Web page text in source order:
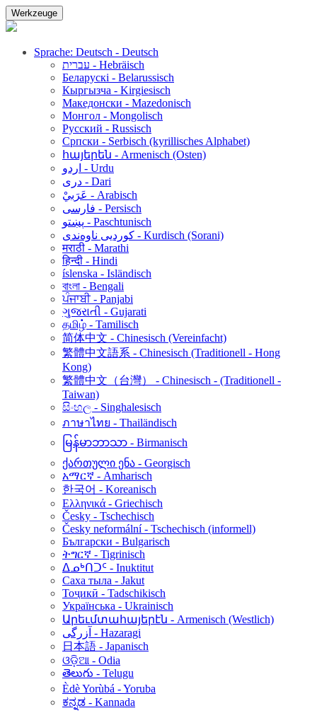
Werkzeuge
Sprache: Deutsch - Deutsch
עברית - Hebräisch
Беларускі - Belarussisch
Кыргызча - Kirgiesisch
Македонски - Mazedonisch
Монгол - Mongolisch
Русский - Russisch
Српски - Serbisch (kyrillisches Alphabet)
հայերեն - Armenisch (Osten)
اردو - Urdu
دری - Dari
عَرَبيْ - Arabisch
فارسی - Persisch
پښتو - Paschtunisch
کوردیی ناوەندی - Kurdisch (Sorani)
मराठी - Marathi
हिन्दी - Hindi
íslenska - Isländisch
বাংলা - Bengali
ਪੰਜਾਬੀ - Panjabi
ગુજરાતી - Gujarati
தமிழ் - Tamilisch
简体中文 - Chinesisch (Vereinfacht)
繁體中文語系 - Chinesisch (Traditionell - Hong
Kong)
繁體中文（台灣） - Chinesisch - (Traditionell -
Taiwan)
සිංහල - Singhalesisch
ภาษาไทย - Thailändisch
မြန်မာဘာသာ - Birmanisch
ქართული ენა - Georgisch
አማርኛ - Amharisch
한국어 - Koreanisch
Ελληνικά - Griechisch
Česky - Tschechisch
Česky neformální - Tschechisch (informell)
Български - Bulgarisch
ትግርኛ - Tigrinisch
ᐃᓄᒃᑎᑐᑦ - Inuktitut
Саха тыла - Jakut
Тоҷикӣ - Tadschikisch
Українська - Ukrainisch
Արեւմտահայերէն - Armenisch (Westlich)
آزرگی - Hazaragi
日本語 - Japanisch
ଓଡ଼ିଆ - Odia
తెలుగు - Telugu
Èdè Yorùbá - Yoruba
ಕನ್ನಡ - Kannada